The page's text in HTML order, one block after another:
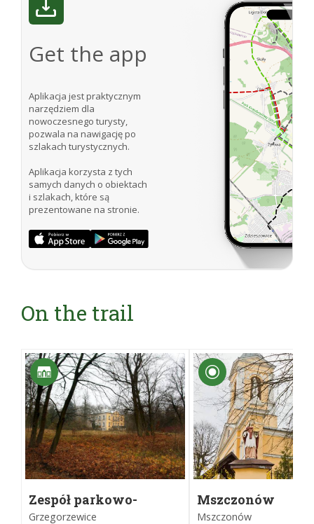
Get the app
Aplikacja jest praktycznym
narzędziem dla
nowoczesnego turysty,
pozwala na nawigację po
szlakach turystycznych.
Aplikacja korzysta z tych
samych danych o obiektach
i szlakach, które są
prezentowane na stronie.
On the trail
Zespół parkowo-
dworski
Grzegorzewice
Mszczonów
Mszczonów